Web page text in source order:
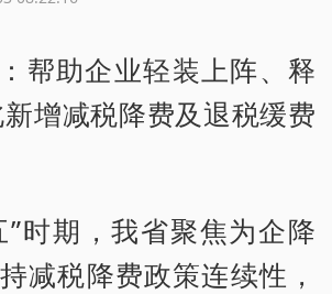
帮助企业轻装上阵、释
增减税降费及退税缓费
”时期，我省聚焦为企降
减税降费政策连续性，